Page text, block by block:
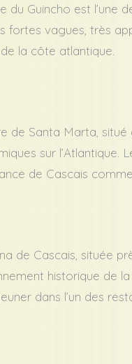
du Guincho est l’une
fortes vagues, très
la côte atlantique.
de Santa Marta,
sur l’Atlantique.
de Cascais
de Cascais, située
historique de
dans l’un des